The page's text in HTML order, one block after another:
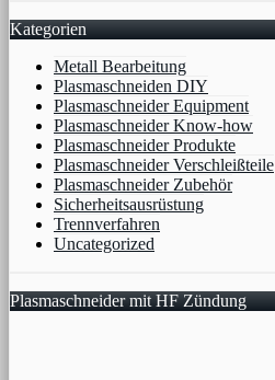
Kategorien
Metall Bearbeitung
Plasmaschneiden DIY
Plasmaschneider Equipment
Plasmaschneider Know-how
Plasmaschneider Produkte
Plasmaschneider Verschleißteile
Plasmaschneider Zubehör
Sicherheitsausrüstung
Trennverfahren
Uncategorized
Plasmaschneider mit HF Zündung